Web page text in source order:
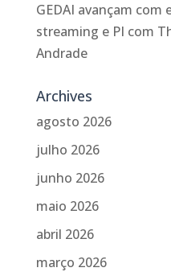
GEDAI avançam com
streaming e PI com
Andrade
Archives
agosto 2026
julho 2026
junho 2026
maio 2026
abril 2026
março 2026